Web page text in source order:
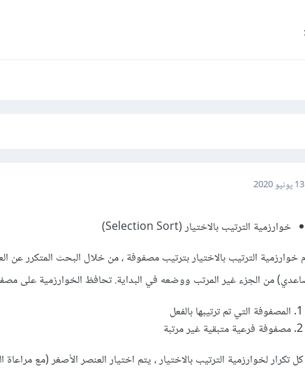
13 يونيو 2020
خوارزمية الترتيب بالاختيار (Selection Sort)
خوارزمية الترتيب بالاختيار بترتيب مصفوفة ، من خلال البحث المتكرر عن
من الجزء غير المرتب ووضعه في البداية. تحافظ الخوارزمية على
المصفوفة التي تم ترتيبها بالفعل
مصفوفة فرعية متبقية غير مرتبة
تكرار لخوارزمية الترتيب بالاختيار ، يتم اختيار العنصر الأصغر (مع